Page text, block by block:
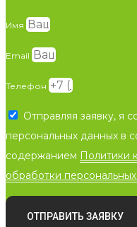
Имя
Email
Телефон
Отправляя заявку, я
персональных данных в
содержанием Политики
обработки
ОТПРАВИТЬ ЗАЯВКУ